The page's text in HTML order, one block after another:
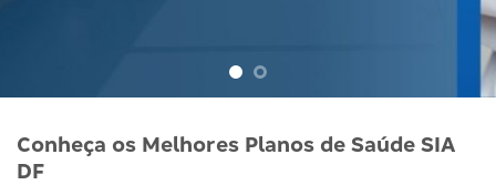
Conheça os Melhores Planos de Saúde SIA
DF